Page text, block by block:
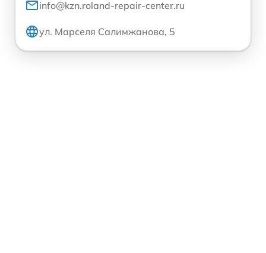
info@kzn.roland-repair-center.ru
ул. Марселя Салимжанова, 5